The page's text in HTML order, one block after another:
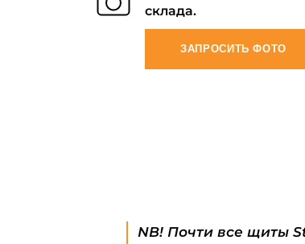
склада.
ЗАПРОСИТЬ ФОТО
NB! Почти все щиты